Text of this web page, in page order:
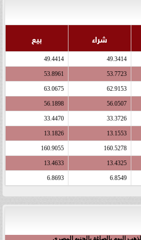
شراء بيع
49.3414
49.4414
53.7723
53.8961
62.9153
63.0675
56.0507
56.1898
33.3726
33.4470
13.1553
13.1826
160.5278
160.9055
13.4325
13.4633
6.8549
6.8693
اليوم بالصاغة بالجنيه المصري